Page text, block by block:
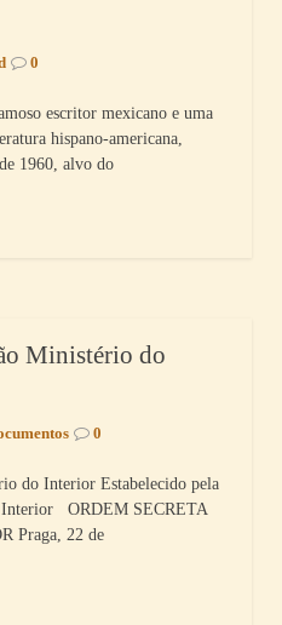
0
escritor mexicano e uma
hispano-americana,
1960, alvo do
Ministério do
0
do Interior Estabelecido pela
Interior ORDEM SECRETA
Praga, 22 de